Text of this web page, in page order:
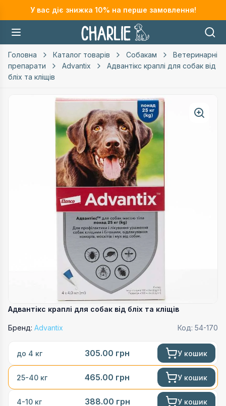
У вас діє знижка 10% на перше замовлення!
Головна Каталог товарів Собакам
Ветеринарні
препарати
Advantix
Адвантікс краплі для собак від
бліх та кліщів
Адвантікс краплі для собак від бліх та кліщів
Бренд: Advantix Код: 54-170
до 4 кг 305.00 грн У кошик
25-40 кг 465.00 грн У кошик
4-10 кг 388.00 грн У кошик